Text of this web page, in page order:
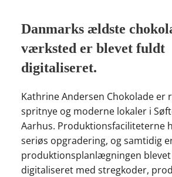
Danmarks ældste
værksted er blevet fuldt
digitaliseret.
Kathrine Andersen Chokolade er
spritnye og moderne lokaler i
Aarhus. Produktionsfaciliteterne
seriøs opgradering, og samtidig
produktionsplanlægningen
digitaliseret med stregkoder,